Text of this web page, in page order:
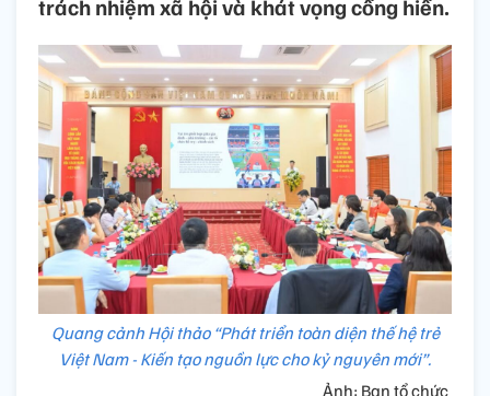
trách nhiệm xã hội và khát vọng cống hiến.
Quang cảnh Hội thảo “Phát triển toàn diện thế hệ trẻ
Việt Nam - Kiến tạo nguồn lực cho kỷ nguyên mới”.
Ảnh: Ban tổ chức